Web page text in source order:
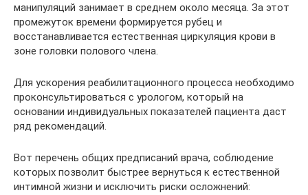
манипуляций занимает в среднем около месяца. За этот
промежуток времени формируется рубец и
восстанавливается естественная циркуляция крови в
зоне головки полового члена.
Для ускорения реабилитационного процесса необходимо
проконсультироваться с урологом, который на
основании индивидуальных показателей пациента даст
ряд рекомендаций.
Вот перечень общих предписаний врача, соблюдение
которых позволит быстрее вернуться к естественной
интимной жизни и исключить риски осложнений: